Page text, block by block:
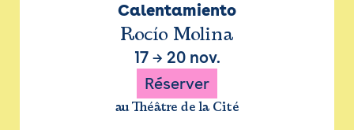
Calentamiento
Rocío Molina
17→ 20 nov.
Réserver
au Théâtre de la Cité